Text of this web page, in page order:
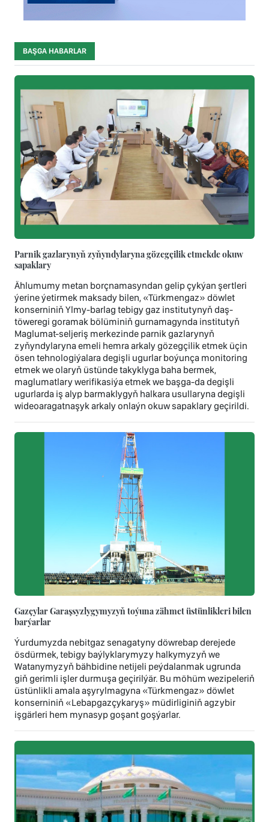
BAŞGA HABARLAR
Parnik gazlarynyň zyňyndylaryna gözegçilik etmekde okuw
sapaklary
Ählumumy metan borçnamasyndan gelip çykýan şertleri
ýerine ýetirmek maksady bilen, «Türkmengaz» döwlet
konserniniň Ylmy-barlag tebigy gaz institutynyň daş-
töweregi goramak bölüminiň gurnamagynda institutyň
Maglumat-seljeriş merkezinde parnik gazlarynyň
zyňyndylaryna emeli hemra arkaly gözegçilik etmek üçin
ösen tehnologiýalara degişli ugurlar boýunça monitoring
etmek we olaryň üstünde takyklyga baha bermek,
maglumatlary werifikasiýa etmek we başga-da degişli
ugurlarda iş alyp barmaklygyň halkara usullaryna degişli
wideoaragatnaşyk arkaly onlaýn okuw sapaklary geçirildi.
Gazçylar Garaşsyzlygymyzyň toýuna zähmet üstünlikleri bilen
barýarlar
Ýurdumyzda nebitgaz senagatyny döwrebap derejede
ösdürmek, tebigy baýlyklarymyzy halkymyzyň we
Watanymyzyň bähbidine netijeli peýdalanmak ugrunda
giň gerimli işler durmuşa geçirilýär. Bu möhüm wezipeleriň
üstünlikli amala aşyrylmagyna «Türkmengaz» döwlet
konserniniň «Lebapgazçykaryş» müdirliginiň agzybir
işgärleri hem mynasyp goşant goşýarlar.